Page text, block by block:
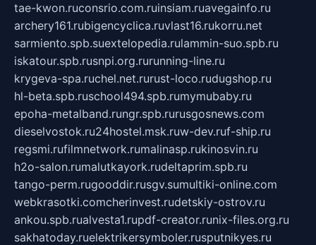
tae-kwon.ruconsrio.com.ruinsiam.ruavegainfo.ru
archery161.rubigencyclica.ruvlast16.rukorru.net
sarmiento.spb.suextelopedia.rulammin-suo.spb.ru
iskatour.spb.rusnpi.org.rurunning-line.ru
krygeva-spa.ruchel.net.rurust-loco.rudugshop.ru
hl-beta.spb.ruschool494.spb.rumymubaby.ru
epoha-metalband.rungr.spb.rurusgosnews.com
dieselvostok.ru24hostel.msk.ruw-dev.ruf-ship.ru
regsmi.rufilmnetwork.rumalinasp.rukinosvin.ru
h2o-salon.rumalutkayork.rudeltaprim.spb.ru
tango-perm.rugooddir.rusgv.sumultiki-online.com
webkrasotki.comcherinvest.rudetskiy-ostrov.ru
ankou.spb.rualvesta1.rupdf-creator.runix-files.org.ru
sakhatoday.ruelektrikersymboler.rusputnikyes.ru